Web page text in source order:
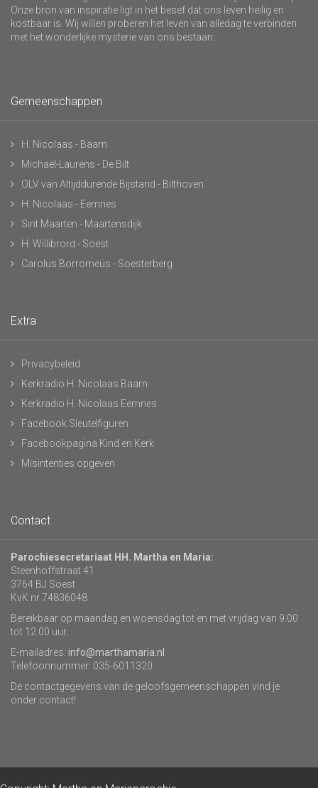
Onze bron van inspiratie ligt in het besef dat ons leven heilig en
kostbaar is. Wij willen proberen het leven van alledag te verbinden
met het wonderlijke mysterie van ons bestaan.
Gemeenschappen
H. Nicolaas - Baarn
Michaël-Laurens - De Bilt
OLV van Altijddurende Bijstand - Bilthoven
H. Nicolaas - Eemnes
Sint Maarten - Maartensdijk
H. Willibrord - Soest
Carolus Borromeüs - Soesterberg
Extra
Privacybeleid
Kerkradio H. Nicolaas Baarn
Kerkradio H. Nicolaas Eemnes
Facebook Sleutelfiguren
Facebookpagina Kind en Kerk
Misintenties opgeven
Contact
Parochiesecretariaat HH. Martha en Maria:
Steenhoffstraat 41
3764 BJ Soest
KvK nr 74836048
Bereikbaar op maandag en woensdag tot en met vrijdag van 9.00
tot 12.00 uur.
E-mailadres: info@marthamaria.nl
Telefoonnummer: 035-6011320
De contactgegevens van de geloofsgemeenschappen vind je
onder contact!